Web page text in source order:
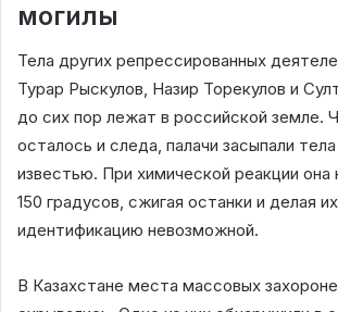
могилы
Тела других репрессированных
Турар Рыскулов, Назир Торекулов и
до сих пор лежат в российской земле.
осталось и следа, палачи засыпали
известью. При химической реакции она
150 градусов, сжигая останки и делая
идентификацию невозможной.
В Казахстане места массовых